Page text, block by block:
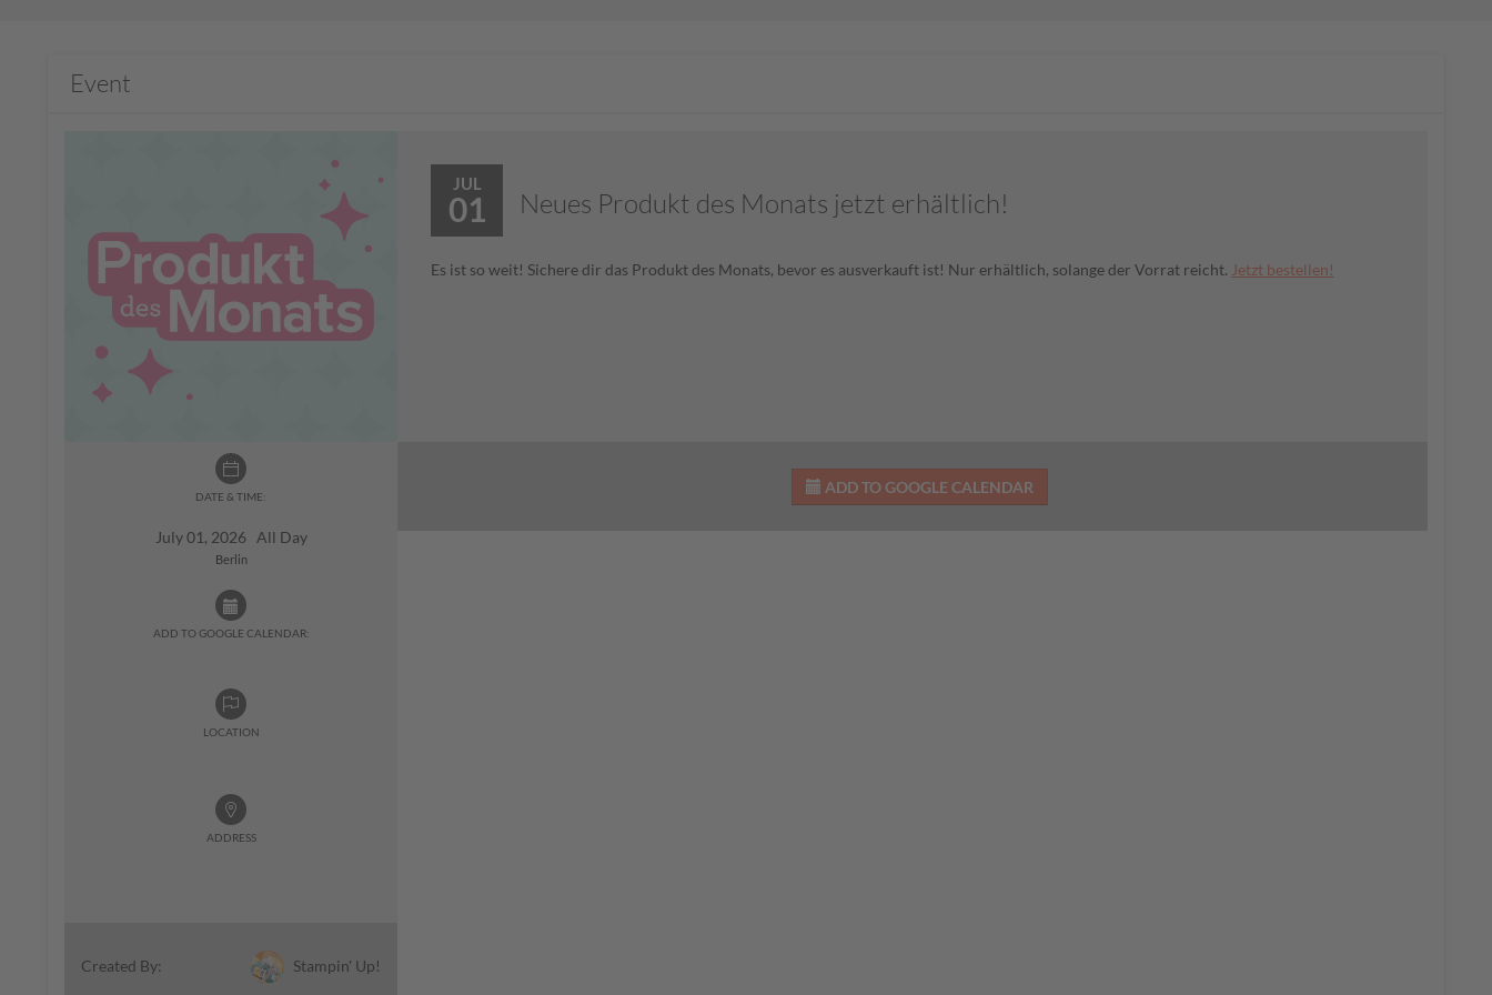
Event
DATE & TIME:
July 01, 2026 All Day
Berlin
ADD TO GOOGLE CALENDAR:
LOCATION
ADDRESS
Created By: Stampin' Up!
JUL
01 Neues Produkt des Monats jetzt erhältlich!
Es ist so weit! Sichere dir das Produkt des Monats, bevor es ausverkauft ist! Nur erhältlich, solange der Vorrat reicht. Jetzt bestellen!
ADD TO GOOGLE CALENDAR